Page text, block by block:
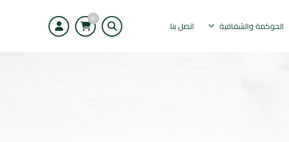
الحوكمة والشفافية اتصل بنا
0